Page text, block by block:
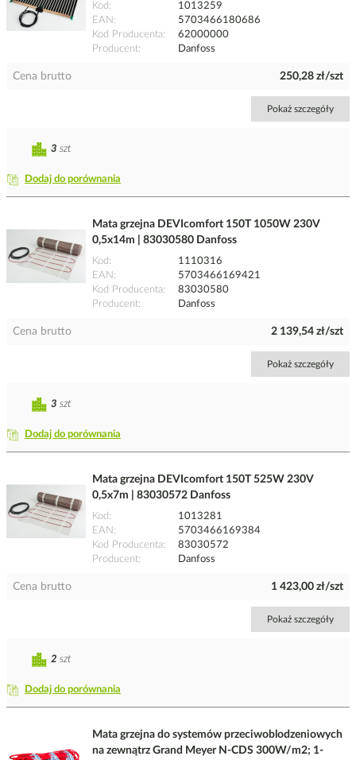
Kod
1013259
EAN
5703466180686
Kod Producenta
62000000
Producent
Danfoss
Cena brutto 250,28 zł/szt
Pokaż szczegóły
Dodaj do porównania
3 szt
Mata grzejna DEVIcomfort 150T 1050W 230V
0,5x14m | 83030580 Danfoss
Kod
1110316
EAN
5703466169421
Kod Producenta
83030580
Producent
Danfoss
Cena brutto 2 139,54 zł/szt
Pokaż szczegóły
Dodaj do porównania
3 szt
Mata grzejna DEVIcomfort 150T 525W 230V
0,5x7m | 83030572 Danfoss
Kod
1013281
EAN
5703466169384
Kod Producenta
83030572
Producent
Danfoss
Cena brutto 1 423,00 zł/szt
Pokaż szczegóły
Dodaj do porównania
2 szt
Mata grzejna do systemów przeciwoblodzeniowych
na zewnątrz Grand Meyer N-CDS 300W/m2; 1-